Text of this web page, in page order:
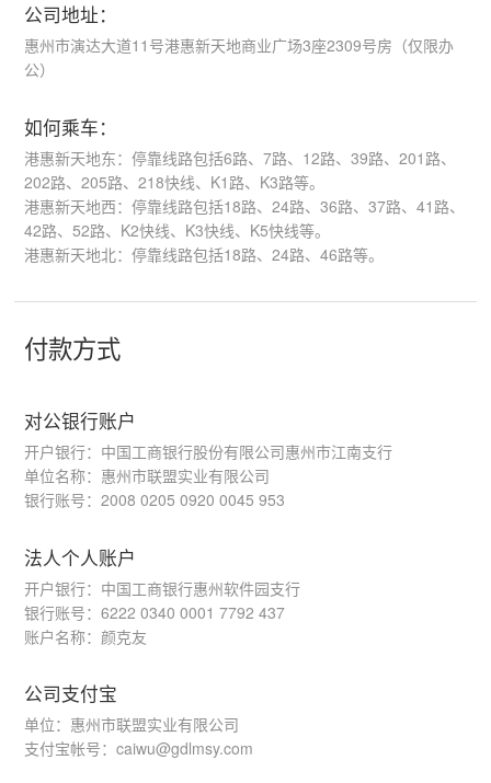
公司地址：
惠州市演达大道11号港惠新天地商业广场3座2309号房（仅限办
公）
如何乘车：
‌港惠新天地东‌：停靠线路包括6路、7路、12路、39路、201路、
202路、205路、218快线、K1路、K3路等。‌‌ ‌‌
‌港惠新天地西‌：停靠线路包括18路、24路、36路、37路、41路、
42路、52路、K2快线、K3快线、K5快线等。‌‌‌‌
‌港惠新天地北‌：停靠线路包括18路、24路、46路等。‌‌
付款方式
对公银行账户
开户银行：中国工商银行股份有限公司惠州市江南支行
单位名称：惠州市联盟实业有限公司
银行账号：2008 0205 0920 0045 953
法人个人账户
开户银行：中国工商银行惠州软件园支行
银行账号：6222 0340 0001 7792 437
账户名称：颜克友
公司支付宝
单位：惠州市联盟实业有限公司
支付宝帐号：caiwu@gdlmsy.com